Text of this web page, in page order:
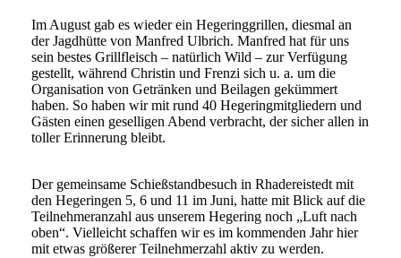
Im August gab es wieder ein Hegeringgrillen, diesmal an
der Jagdhütte von Manfred Ulbrich. Manfred hat für uns
sein bestes Grillfleisch – natürlich Wild – zur Verfügung
gestellt, während Christin und Frenzi sich u. a. um die
Organisation von Getränken und Beilagen gekümmert
haben. So haben wir mit rund 40 Hegeringmitgliedern und
Gästen einen geselligen Abend verbracht, der sicher allen in
toller Erinnerung bleibt.
Der gemeinsame Schießstandbesuch in Rhadereistedt mit
den Hegeringen 5, 6 und 11 im Juni, hatte mit Blick auf die
Teilnehmeranzahl aus unserem Hegering noch „Luft nach
oben“. Vielleicht schaffen wir es im kommenden Jahr hier
mit etwas größerer Teilnehmerzahl aktiv zu werden.